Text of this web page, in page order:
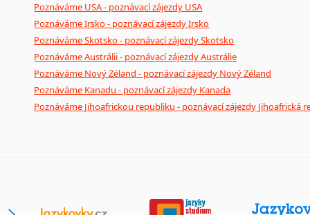
Poznáváme USA - poznávací zájezdy USA
Poznáváme Irsko - poznávací zájezdy Irsko
Poznáváme Skotsko - poznávací zájezdy Skotsko
Poznáváme Austrálii - poznávací zájezdy Austrálie
Poznáváme Nový Zéland - poznávací zájezdy Nový Zéland
Poznáváme Kanadu - poznávací zájezdy Kanada
Poznáváme Jihoafrickou republiku - poznávací zájezdy Jihoafrická